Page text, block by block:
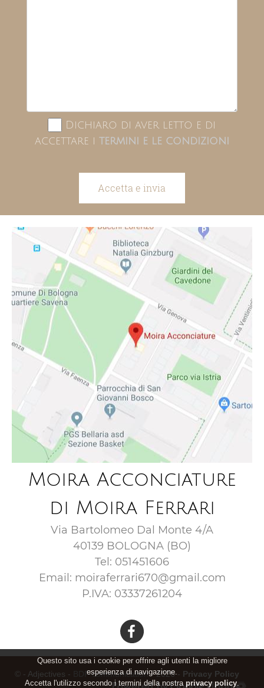
Dichiaro di aver letto e di
accettare i termini e le condizioni
Accetta e invia
Moira Acconciature
di Moira Ferrari
Via Bartolomeo Dal Monte 4/A
40139 BOLOGNA (BO)
Tel: 051451606
Email: moiraferrari670@gmail.com
P.IVA: 03337261204
© - Adjectives - BDF communication- 2026 - Privacy Policy
Questo sito usa i cookie per offrire agli utenti la migliore
esperienza di navigazione.
Accetta l'utilizzo secondo i termini della nostra privacy policy.